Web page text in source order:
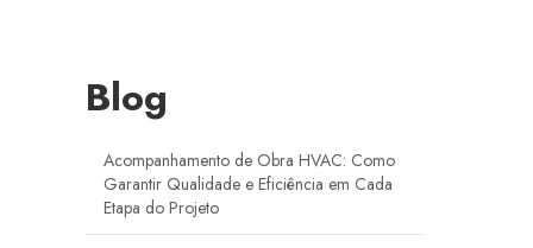
Blog
Acompanhamento de Obra HVAC: Como
Garantir Qualidade e Eficiência em Cada
Etapa do Projeto